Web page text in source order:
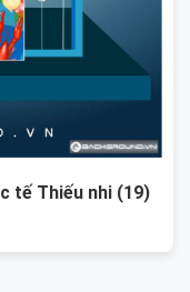
tế Thiếu nhi (19)